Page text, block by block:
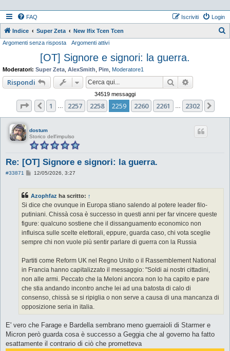
FAQ Login
Iscriviti
Indice Super Zeta New Ifix Tcen Tcen
Argomenti senza risposta Argomenti attivi
[OT] Signore e signori: la guerra.
Moderatori: Super Zeta AlexSmith Pim Moderatore1
Rispondi Cerca
34519 messaggi
Pagina di2302
Precedente
1 2257 2258 2259 2260 2261 2302
dostum
Storico dell'impulso
Re: [OT] Signore e signori: la guerra.
#33871
M
a
g
i
o
12/05/2026, 3:27
Azophfaz ha scritto: ↑
Si dice che ovunque in Europa stiano salendo al potere leader filo-
putiniani. Chissà cosa è successo in questi anni per far vincere queste
figure: qualcuno sostiene che il dissanguamento economico non
influisca sulle scelte elettorali, eppure, guarda caso, chi vota sceglie
sempre chi non vuole più sentir parlare di guerra con la Russia
Partiti come Reform UK nel Regno Unito o il Rassemblement National
in Francia hanno capitalizzato il messaggio: "Soldi ai nostri cittadini,
non alle armi. Peccato che la Meloni ancora non lo ha capito e pare
che stia andando incontro anche lei ad una batosta di calo di
consenso, chissà se si ripiglia o non serve a causa di una mancanza di
opposizione seria in italia.
E' vero che Farage e Bardella sembrano meno guerraioli di Starmer e
Micron però guarda cosa è successo a Geggia che al governo ha fatto
esattamente il contrario di ciò che prometteva